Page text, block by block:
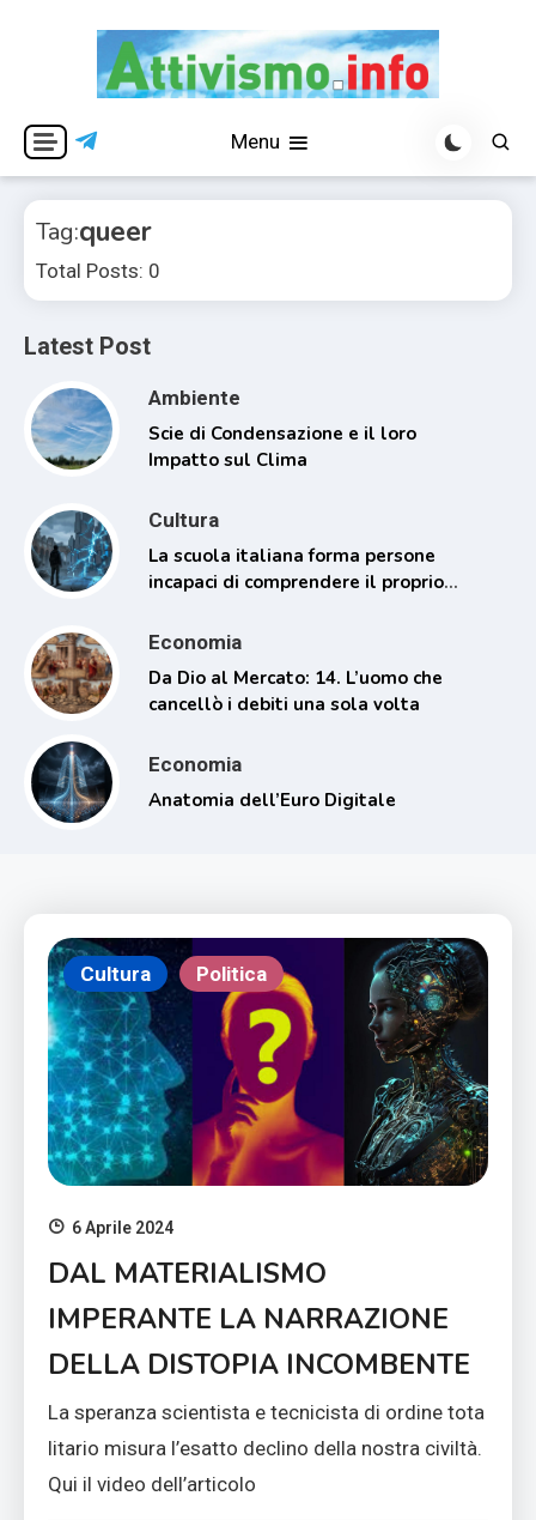
Attivismo.info
Menu
Tag:queer
Total Posts: 0
Latest Post
Ambiente
Scie di Condensazione e il loro
Impatto sul Clima
Cultura
La scuola italiana forma persone
incapaci di comprendere il proprio
Economia
Da Dio al Mercato: 14. L’uomo che
cancellò i debiti una sola volta
Economia
Anatomia dell’Euro Digitale
Cultura Politica
6 Aprile 2024
DAL MATERIALISMO
IMPERANTE LA NARRAZIONE
DELLA DISTOPIA INCOMBENTE
La speranza scientista e tecnicista di ordine tota
litario misura l’esatto declino della nostra civiltà.
Qui il video dell’articolo